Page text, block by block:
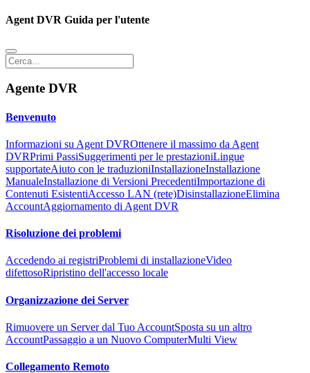
Agent DVR Guida per l'utente
Agente DVR
Benvenuto
Informazioni su Agent DVROttenere il massimo da Agent
DVRPrimi PassiSuggerimenti per le prestazioniLingue
supportateAiuto con le traduzioniInstallazioneInstallazione
ManualeInstallazione di Versioni PrecedentiImportazione di
Contenuti EsistentiAccesso LAN (rete)DisinstallazioneElimina
AccountAggiornamento di Agent DVR
Risoluzione dei problemi
Accedendo ai registriProblemi di installazioneVideo
difettosoRipristino dell'accesso locale
Organizzazione dei Server
Rimuovere un Server dal Tuo AccountSposta su un altro
AccountPassaggio a un Nuovo ComputerMulti View
Collegamento Remoto